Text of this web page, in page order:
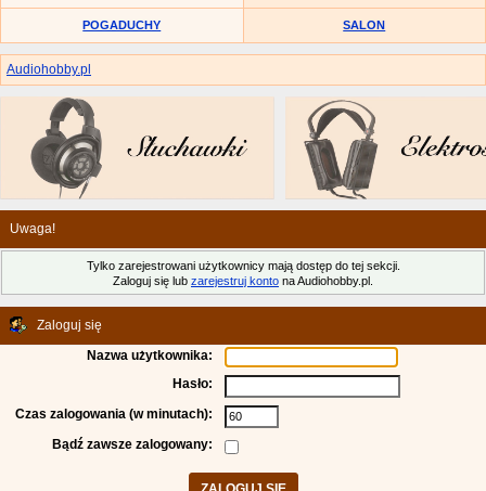
POGADUCHY SALON
Audiohobby.pl
Uwaga!
Tylko zarejestrowani użytkownicy mają dostęp do tej sekcji.
Zaloguj się lub zarejestruj konto na Audiohobby.pl.
Zaloguj się
Nazwa użytkownika:
Hasło:
Czas zalogowania (w minutach):
Bądź zawsze zalogowany: